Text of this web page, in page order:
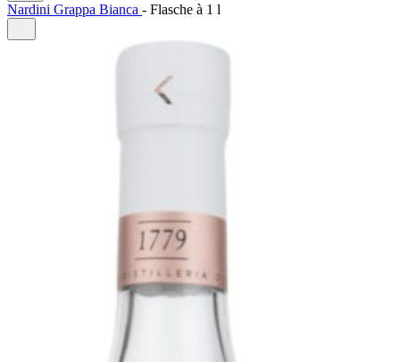
Nardini Grappa Bianca - Flasche à 1 l